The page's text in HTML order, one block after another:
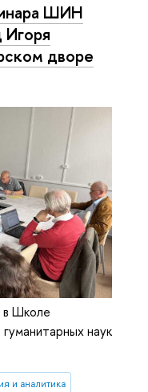
ШИН
дворе
Школе
наук
и аналитика